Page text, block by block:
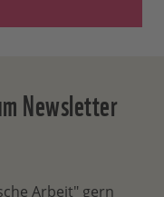
Newsletter
Arbeit" gern